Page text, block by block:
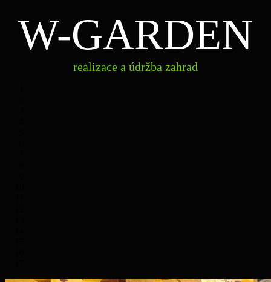
W-
GARDEN
realizace
a údržba
zahrad
W-GARDEN
realizace a údržba zahrad